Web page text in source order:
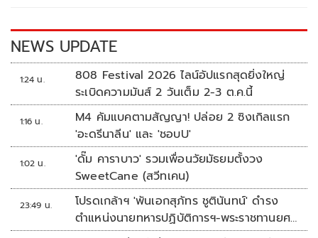
k k
NEWS UPDATE
1:24 น.
808 Festival 2026 ไลน์อัปแรกสุดยิ่งใหญ่
ระเบิดความมันส์ 2 วันเต็ม 2-3 ต.ค.นี้
1:16 น.
M4 คัมแบคตามสัญญา! ปล่อย 2 ซิงเกิลแรก
'อะดรีนาลีน' และ 'ชอบU'
1:02 น.
'ดั๊ม คาราบาว' รวมเพื่อนวัยมัธยมตั้งวง
SweetCane (สวีทเคน)
23:49 น.
โปรดเกล้าฯ 'พันเอกสุภัทร ชูตินันทน์' ดำรง
ตำแหน่งนายทหารปฏิบัติการฯ-พระราชทานยศ